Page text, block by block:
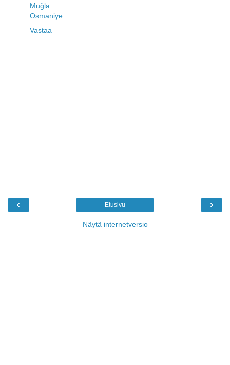
Muğla
Osmaniye
Vastaa
‹ ›
Etusivu
Näytä internetversio